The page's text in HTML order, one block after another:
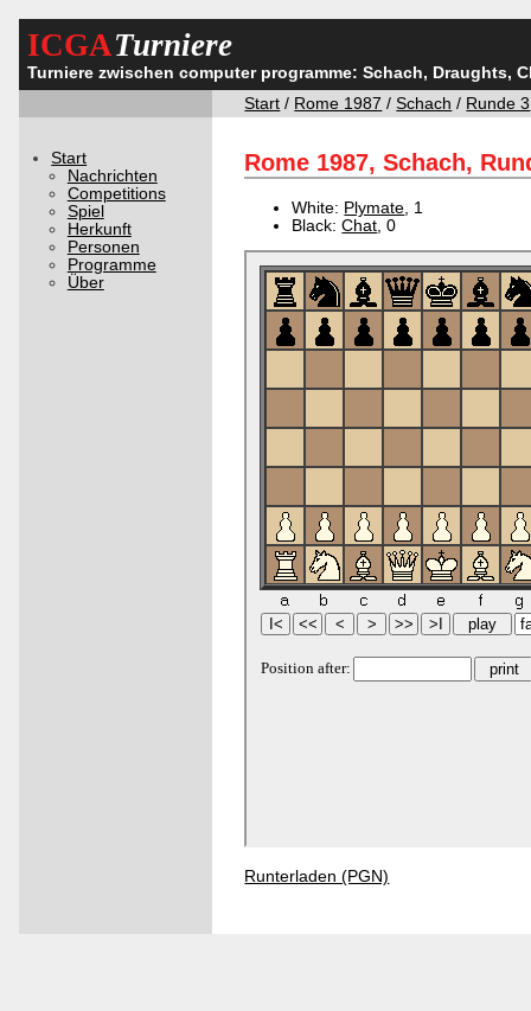
ICGATurniere
Turniere zwischen computer programme: Schach, Draughts,
Start / Rome 1987 /Schach / Runde 3
Start
Nachrichten
Competitions
Spiel
Herkunft
Personen
Programme
Über
Rome 1987, Schach,
White: Plymate , 1
Black:Chat , 0
Runterladen (PGN)